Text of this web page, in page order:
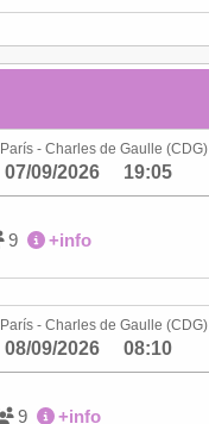
París - Charles de Gaulle (CDG)
07/09/2026 19:05
9 +info
París - Charles de Gaulle (CDG)
08/09/2026 08:10
9 +info